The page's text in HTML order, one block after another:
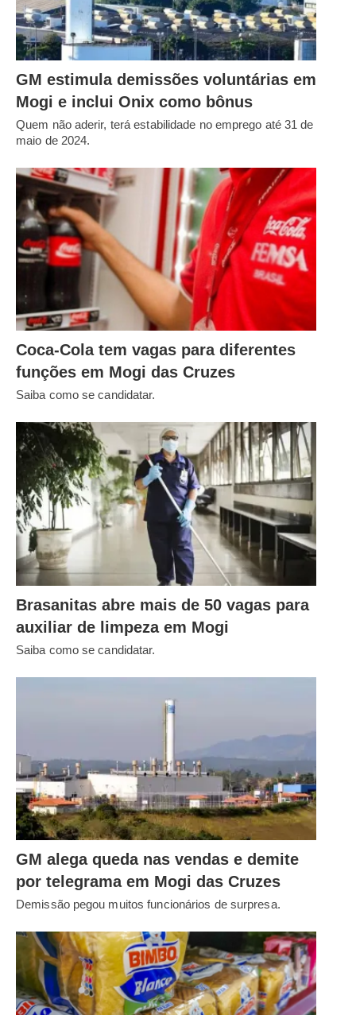
GM estimula demissões voluntárias em
Mogi e inclui Onix como bônus
Quem não aderir, terá estabilidade no emprego até 31 de
maio de 2024.
Coca-Cola tem vagas para diferentes
funções em Mogi das Cruzes
Saiba como se candidatar.
Brasanitas abre mais de 50 vagas para
auxiliar de limpeza em Mogi
Saiba como se candidatar.
GM alega queda nas vendas e demite
por telegrama em Mogi das Cruzes
Demissão pegou muitos funcionários de surpresa.